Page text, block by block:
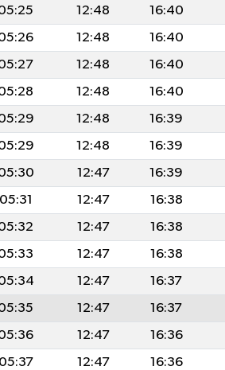
12:48 16:40
12:48 16:40
12:48 16:40
12:48 16:40
12:48 16:39
12:48 16:39
12:47 16:39
05:31 12:47 16:38
12:47 16:38
12:47 16:38
12:47 16:37
12:47 16:37
12:47 16:36
05:37 12:47 16:36